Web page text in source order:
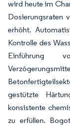
wird heute im
Dosierungsraten
erhöht.
Kontrolle des
Einführung
gestützte
konsistente
zu erfüllen.